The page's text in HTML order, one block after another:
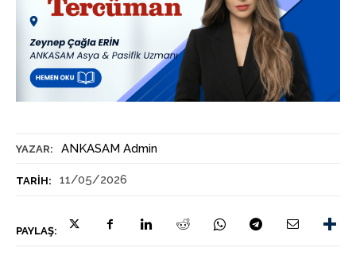
YAZAR: ANKASAM Admin
TARIH: 11/05/2026
PAYLAŞ: